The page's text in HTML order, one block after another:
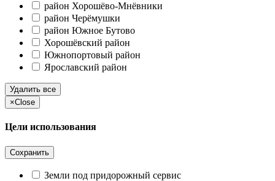
район Хорошёво-Мнёвники
район Черёмушки
район Южное Бутово
Хорошёвский район
Южнопортовый район
Ярославский район
Удалить все
×Close
Цели использования
Сохранить
Земли под придорожный сервис